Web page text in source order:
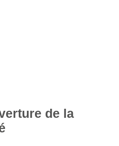
de la